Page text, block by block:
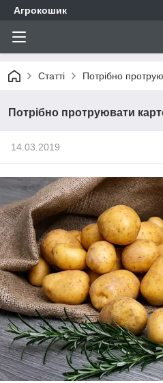
Агрокошик
Статті Потрібно
Потрібно протруювати
14.03.2019